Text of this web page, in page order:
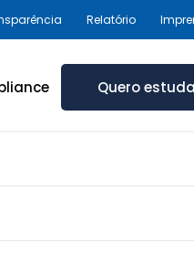
Relatório
de Compliance
Quero